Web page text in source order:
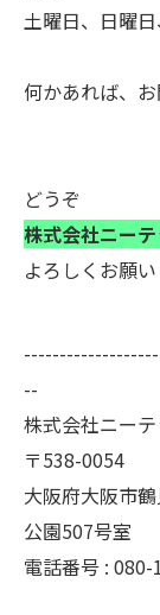
土曜日、日曜
何かあれば、
どうぞ
株式会社ニー
よろしくお願い
--
株式会社ニー
〒538-0054
大阪府大阪市
公園507号室
電話番号 :